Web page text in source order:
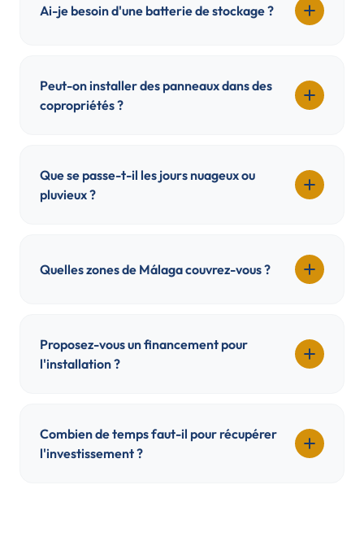
Ai-je besoin d'une batterie de stockage ?
Peut-on installer des panneaux dans des
copropriétés ?
Que se passe-t-il les jours nuageux ou
pluvieux ?
Quelles zones de Málaga couvrez-vous ?
Proposez-vous un financement pour
l'installation ?
Combien de temps faut-il pour récupérer
l'investissement ?